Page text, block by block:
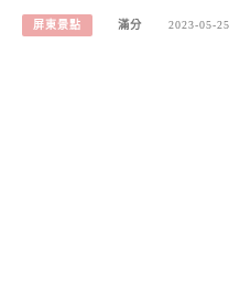
屏東景點 滿分 2023-05-25